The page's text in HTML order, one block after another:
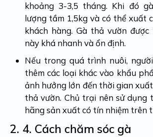
khoảng 3-3,5 tháng. Khi đó
lượng tầm 1,5kg và có thể xuất
khách hàng. Gà thả vườn
này khá nhanh và ổn định.
Nếu trong quá trình nuôi, người
thêm các loại khác vào khẩu
ảnh hưởng lớn đến thời gian
thả vườn. Chủ trại nên sử dụng
hãng sản xuất có tín nhiệm trên
2. 4. Cách chăm sóc gà